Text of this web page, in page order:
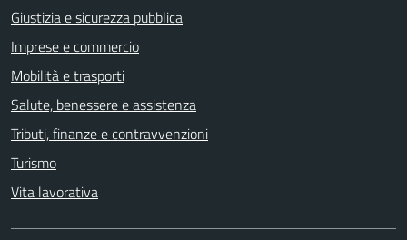
Giustizia e sicurezza pubblica
Imprese e commercio
Mobilità e trasporti
Salute, benessere e assistenza
Tributi, finanze e contravvenzioni
Turismo
Vita lavorativa